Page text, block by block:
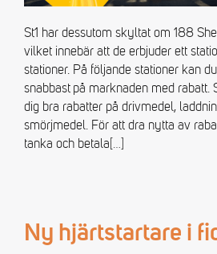
St1 har dessutom skyltat om 188
vilket innebär att de erbjuder ett
stationer. På följande stationer kan
snabbast på marknaden med rabatt.
dig bra rabatter på drivmedel,
smörjmedel. För att dra nytta av
tanka och betala […]
Ny hjärtstartare i